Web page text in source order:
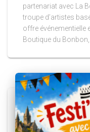
partenariat avec La
troupe d’artistes
offre événementielle
Boutique du